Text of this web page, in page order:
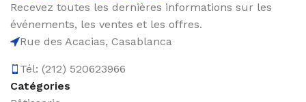
Recevez toutes les dernières informations sur les
événements, les ventes et les offres.
Rue des Acacias, Casablanca
Tél: (212) 520623966
Catégories